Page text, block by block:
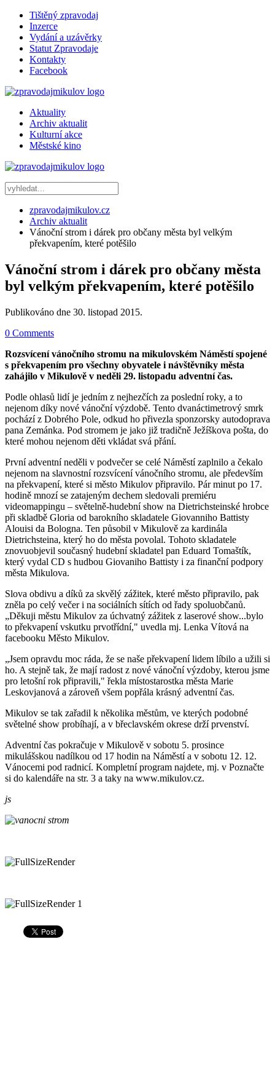
Tištěný zpravodaj
Inzerce
Vydání a uzávěrky
Statut Zpravodaje
Kontakty
Facebook
Aktuality
Archiv aktualit
Kulturní akce
Městské kino
zpravodajmikulov.cz
Archiv aktualit
Vánoční strom i dárek pro občany města byl velkým
překvapením, které potěšilo
Vánoční strom i dárek pro občany města
byl velkým překvapením, které potěšilo
Publikováno dne 30. listopad 2015.
0 Comments
Rozsvícení vánočního stromu na mikulovském Náměstí spojené
s překvapením pro všechny obyvatele i návštěvníky města
zahájilo v Mikulově v neděli 29. listopadu adventní čas.
Podle ohlasů lidí je jedním z nejhezčích za poslední roky, a to
nejenom díky nové vánoční výzdobě. Tento dvanáctimetrový smrk
pochází z Dobrého Pole, odkud ho přivezla sponzorsky autodoprava
pana Zemánka. Pod stromem je jako již tradičně Ježíškova pošta, do
které mohou nejenom děti vkládat svá přání.
První adventní neděli v podvečer se celé Náměstí zaplnilo a čekalo
nejenom na slavnostní rozsvícení vánočního stromu, ale především
na překvapení, které si město Mikulov připravilo. Pár minut po 17.
hodině mnozí se zatajeným dechem sledovali premiéru
videomappingu – světelně-hudební show na Dietrichsteinské hrobce
při skladbě Gloria od barokního skladatele Giovanniho Battisty
Alouisi da Bologna. Ten působil v Mikulově za kardinála
Dietrichsteina, který ho do města povolal. Tohoto skladatele
znovuobjevil současný hudební skladatel pan Eduard Tomaštík,
který vydal CD s hudbou Giovaniho Battisty i za finanční podpory
města Mikulova.
Slova obdivu a díků za skvělý zážitek, které město připravilo, pak
zněla po celý večer i na sociálních sítích od řady spoluobčanů.
„Děkuji městu Mikulov za úchvatný zážitek z laserové show...bylo
to překvapení vskutku prvotřídní," uvedla mj. Lenka Vítová na
facebooku Město Mikulov.
„Jsem opravdu moc ráda, že se naše překvapení lidem líbilo a užili si
ho. A stejně tak, že mají radost z nové vánoční výzdoby, kterou jsme
pro letošní rok připravili," řekla místostarostka města Marie
Leskovjanová a zároveň všem popřála krásný adventní čas.
Mikulov se tak zařadil k několika městům, ve kterých podobné
světelné show probíhají, a v břeclavském okrese drží prvenství.
Adventní čas pokračuje v Mikulově v sobotu 5. prosince
mikulášskou nadílkou od 17 hodin na Náměstí a v sobotu 12. 12.
Vánocemi pod radnicí. Kompletní program najdete, mj. v Poznačte
si do kalendáře na str. 3 a taky na www.mikulov.cz.
js